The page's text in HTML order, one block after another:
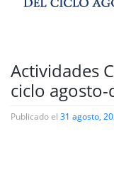
Actividades
ciclo
Publicado el 31 agosto,